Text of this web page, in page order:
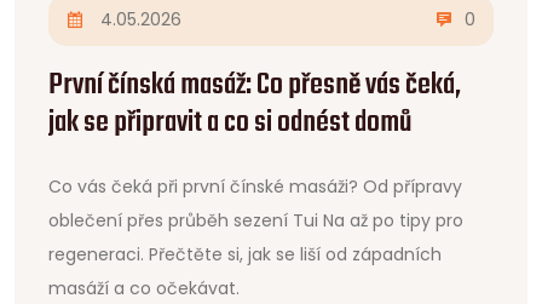
4.05.2026 0
První čínská masáž: Co přesně vás čeká,
jak se připravit a co si odnést domů
Co vás čeká při první čínské masáži? Od přípravy
oblečení přes průběh sezení Tui Na až po tipy pro
regeneraci. Přečtěte si, jak se liší od západních
masáží a co očekávat.